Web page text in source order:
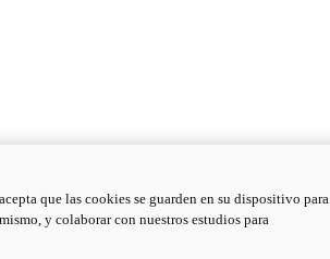
que las cookies se guarden en su dispositivo para
y colaborar con nuestros estudios para